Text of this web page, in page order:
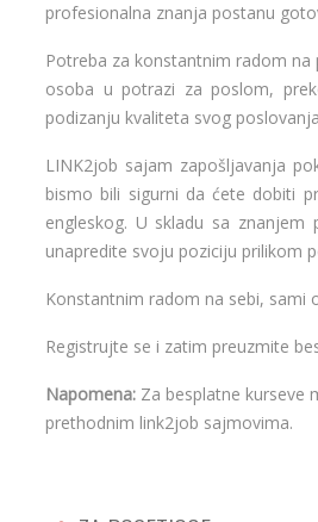
profesionalna znanja postanu
Potreba za konstantnim radom
osoba u potrazi za poslom,
podizanju kvaliteta svog
LINK2job sajam zapošljavanja
bismo bili sigurni da ćete dobiti
engleskog. U skladu sa
unapredite svoju poziciju prilikom
Konstantnim radom na sebi, sami
Registrujte se i zatim preuzmite
Napomena: Za besplatne kurseve
prethodnim link2job sajmovima.